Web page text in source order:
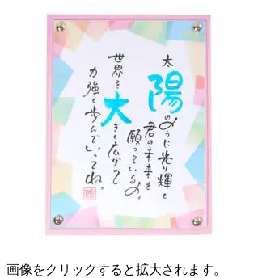
画像をクリックすると拡大されます。